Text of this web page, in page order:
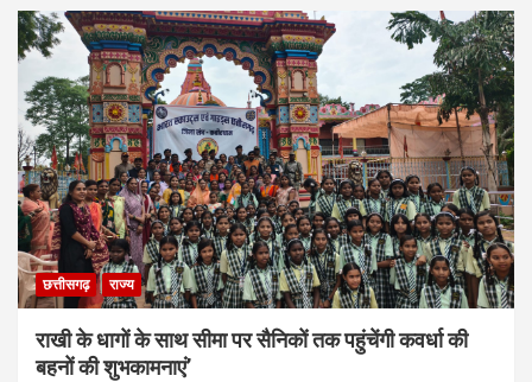
छत्तीसगढ़ राज्य
राखी के धागों के साथ सीमा पर सैनिकों तक पहुंचेंगी कवर्धा की
बहनों की शुभकामनाएं’